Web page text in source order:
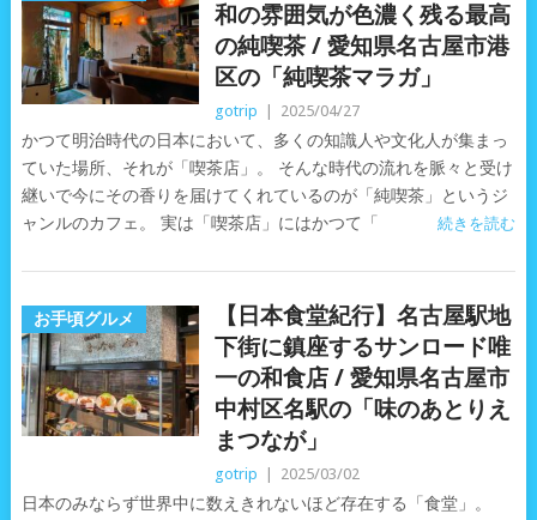
和の雰囲気が色濃く残る最高
の純喫茶 / 愛知県名古屋市港
区の「純喫茶マラガ」
gotrip 2025/04/27
かつて明治時代の日本において、多くの知識人や文化人が集まっ
ていた場所、それが「喫茶店」。 そんな時代の流れを脈々と受け
継いで今にその香りを届けてくれているのが「純喫茶」というジ
ャンルのカフェ。 実は「喫茶店」にはかつて「
続きを読む
お手頃グルメ
【日本食堂紀行】名古屋駅地
下街に鎮座するサンロード唯
一の和食店 / 愛知県名古屋市
中村区名駅の「味のあとりえ
まつなが」
gotrip 2025/03/02
日本のみならず世界中に数えきれないほど存在する「食堂」。